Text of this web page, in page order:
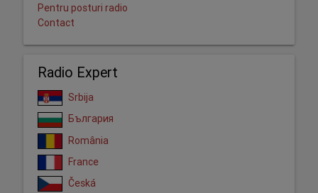
Pentru posturi radio
Contact
Radio Expert
Srbija
България
România
France
Česká